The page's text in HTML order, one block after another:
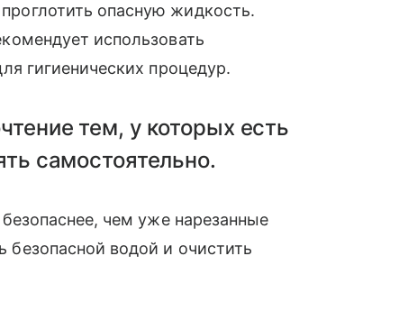
опасную жидкость.
использовать
гигиенических процедур.
тем, у которых есть
самостоятельно.
безопаснее, чем уже нарезанные
водой и очистить